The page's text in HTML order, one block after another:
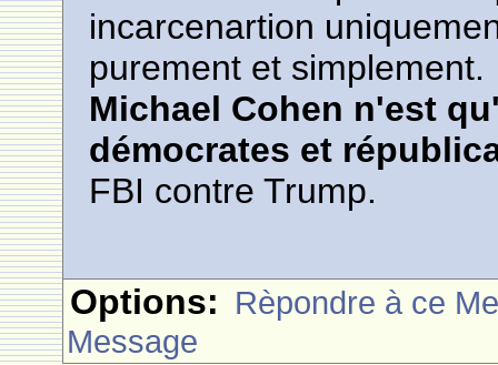
incarcenartion
purement et simplement.
Michael Cohen n'est
démocrates et
FBI contre Trump.
Options: Rèpondre à ce
Message